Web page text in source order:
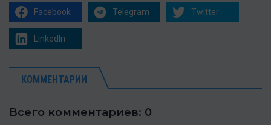
Facebook Telegram Twitter
LinkedIn
КОММЕНТАРИИ
Всего комментариев: 0